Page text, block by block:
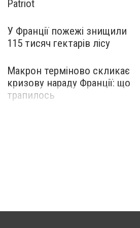
Patriot
У Франції пожежі знищили
115 тисяч гектарів лісу
Макрон терміново скликає
кризову нараду Франції: що
трапилось